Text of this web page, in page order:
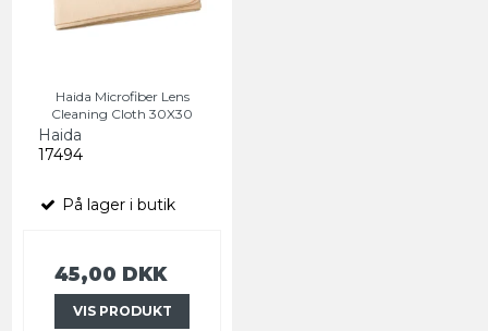
Haida Microfiber Lens
Cleaning Cloth 30X30
Haida
17494
På lager i butik
45,00 DKK
VIS PRODUKT